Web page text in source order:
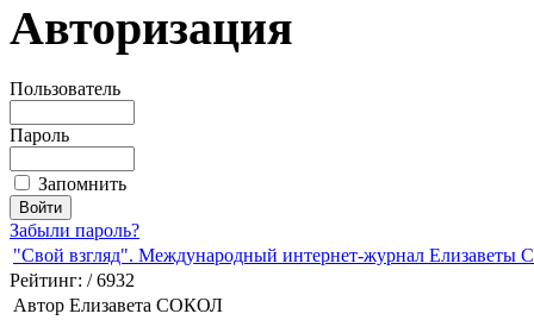
Авторизация
Пользователь
Пароль
Запомнить
Забыли пароль?
"Свой взгляд". Международный интернет-журнал Елизаветы
Рейтинг: / 6932
Автор Елизавета СОКОЛ